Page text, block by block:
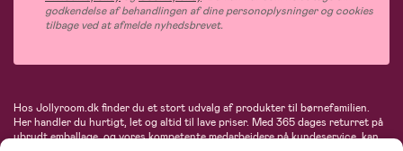
godkendelse af behandlingen af dine personoplysninger og cookies
tilbage ved at afmelde nyhedsbrevet.
Hos Jollyroom.dk finder du et stort udvalg af produkter til børnefamilien.
Her handler du hurtigt, let og altid til lave priser. Med 365 dages returret på
ubrudt emballage, og vores kompetente medarbejdere på kundeservice, kan